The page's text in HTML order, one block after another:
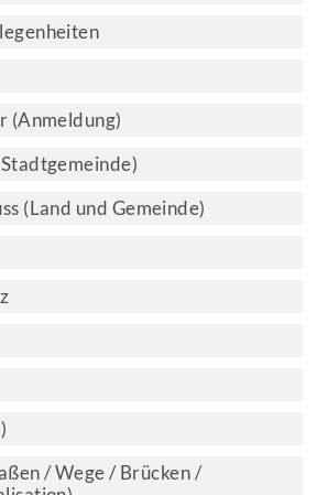
(Anmeldung)
(Land und Gemeinde)
/ Wege / Brücken /